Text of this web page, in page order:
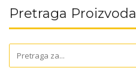
Pretraga Proizvoda